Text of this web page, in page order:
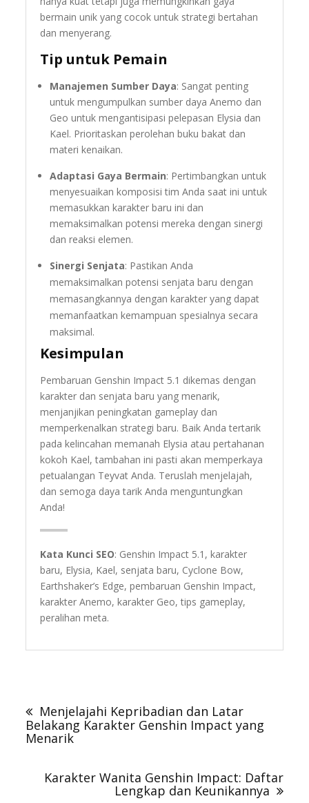
bermain unik yang cocok untuk strategi bertahan
dan menyerang.
Tip untuk Pemain
Manajemen Sumber Daya: Sangat penting
untuk mengumpulkan sumber daya Anemo dan
Geo untuk mengantisipasi pelepasan Elysia dan
Kael. Prioritaskan perolehan buku bakat dan
materi kenaikan.
Adaptasi Gaya Bermain: Pertimbangkan untuk
menyesuaikan komposisi tim Anda saat ini untuk
memasukkan karakter baru ini dan
memaksimalkan potensi mereka dengan sinergi
dan reaksi elemen.
Sinergi Senjata: Pastikan Anda
memaksimalkan potensi senjata baru dengan
memasangkannya dengan karakter yang dapat
memanfaatkan kemampuan spesialnya secara
maksimal.
Kesimpulan
Pembaruan Genshin Impact 5.1 dikemas dengan
karakter dan senjata baru yang menarik,
menjanjikan peningkatan gameplay dan
memperkenalkan strategi baru. Baik Anda tertarik
pada kelincahan memanah Elysia atau pertahanan
kokoh Kael, tambahan ini pasti akan memperkaya
petualangan Teyvat Anda. Teruslah menjelajah,
dan semoga daya tarik Anda menguntungkan
Anda!
Kata Kunci SEO: Genshin Impact 5.1, karakter
baru, Elysia, Kael, senjata baru, Cyclone Bow,
Earthshaker’s Edge, pembaruan Genshin Impact,
karakter Anemo, karakter Geo, tips gameplay,
peralihan meta.
navigation
Menjelajahi Kepribadian dan Latar
Belakang Karakter Genshin Impact yang
Menarik
Karakter Wanita Genshin Impact: Daftar
Lengkap dan Keunikannya